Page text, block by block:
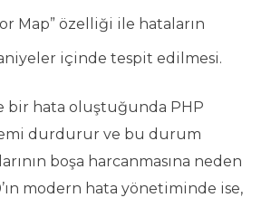
Map” özelliği ile hataların
içinde tespit edilmesi.
bir hata oluştuğunda PHP
durdurur ve bu durum
boşa harcanmasına neden
modern hata yönetiminde ise,